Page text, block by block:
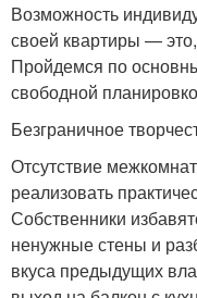
Возможность
своей квартиры —
Пройдемся по
свободной
Безграничное
Отсутствие
реализовать
Собственники
ненужные стены и
вкуса предыдущих